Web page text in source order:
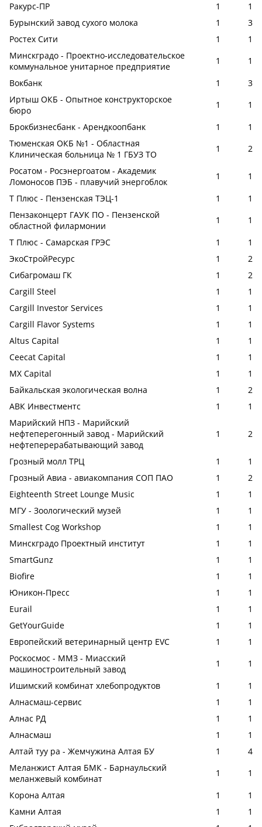
Ракурс-ПР
1
1
Бурынский завод сухого молока
1
3
Ростех Сити
1
1
Минскградо - Проектно-исследовательское
коммунальное унитарное предприятие
1
1
Вокбанк
1
3
Иртыш ОКБ - Опытное конструкторское
бюро
1
1
Брокбизнесбанк - Арендкоопбанк
1
1
Тюменская ОКБ №1 - Областная
Клиническая больница № 1 ГБУЗ ТО
1
2
Росатом - Росэнергоатом - Академик
Ломоносов ПЭБ - плавучий энергоблок
1
1
Т Плюс - Пензенская ТЭЦ-1
1
1
Пензаконцерт ГАУК ПО - Пензенской
областной филармонии
1
1
Т Плюс - Самарская ГРЭС
1
1
ЭкоСтройРесурс
1
2
Сибагромаш ГК
1
2
Cargill Steel
1
1
Cargill Investor Services
1
1
Cargill Flavor Systems
1
1
Altus Capital
1
1
Ceecat Capital
1
1
MX Capital
1
1
Байкальская экологическая волна
1
2
AВК Инвестментс
1
1
Марийский НПЗ - Марийский
нефтеперегонный завод - Марийский
нефтеперерабатывающий завод
1 2
Грозный молл ТРЦ 1
1
Грозный Авиа - авиакомпания СОП ПАО
1
2
Eighteenth Street Lounge Music
1
1
МГУ - Зоологический музей
1
1
Smallest Cog Workshop
1
1
Минскградо Проектный институт
1
1
SmartGunz
1
1
Biofire
1
1
Юникон-Пресс
1
1
Eurail
1
1
GetYourGuide
1
1
Европейский ветеринарный центр EVC
1
1
Роскосмос - ММЗ - Миасский
машиностроительный завод
1
1
Ишимский комбинат хлебопродуктов
1
1
Алнасмаш-сервис
1
1
Алнас РД
1
1
Алнасмаш
1
1
Алтай туу ра - Жемчужина Алтая БУ
1
4
Меланжист Алтая БМК - Барнаульский
меланжевый комбинат
1
1
Корона Алтая
1
1
Камни Алтая
1
1